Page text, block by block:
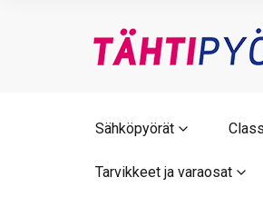
Sähköpyörät
Tarvikkeet ja varaosat